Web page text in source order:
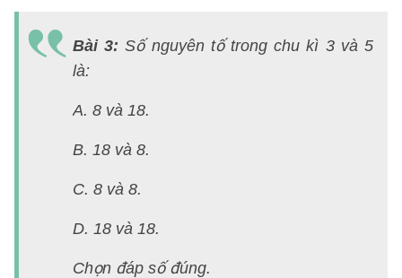
Bài 3: Số nguyên tố trong chu kì 3 và 5
là:
A. 8 và 18.
B. 18 và 8.
C. 8 và 8.
D. 18 và 18.
Chọn đáp số đúng.